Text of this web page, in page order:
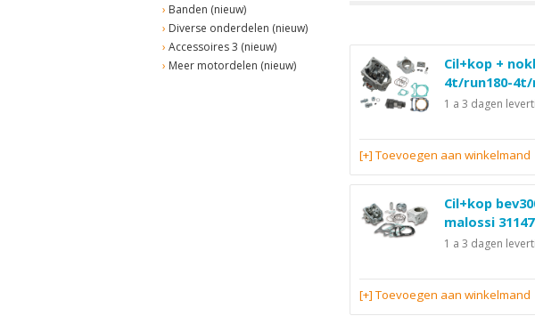
Banden (nieuw)
Diverse onderdelen (nieuw)
Accessoires 3 (nieuw)
Meer motordelen (nieuw)
Cil+kop +
4t/run180-4t/
1 a 3 dagen
[+] Toevoegen aan winkelmand
Cil+kop
malossi
1 a 3 dagen
[+] Toevoegen aan winkelmand